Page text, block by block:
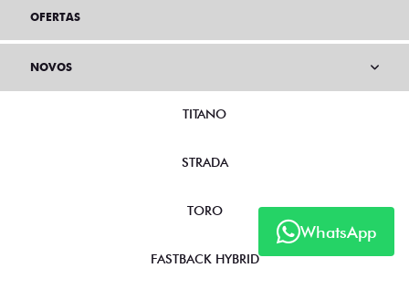
WhatsApp
OFERTAS
NOVOS
TITANO
STRADA
TORO
FASTBACK HYBRID